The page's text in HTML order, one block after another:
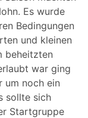
Es wurde
Bedingungen
und kleinen
beheitzten
war ging
um noch ein
sollte sich
Startgruppe